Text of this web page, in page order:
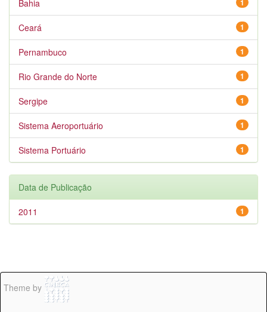
1
Bahia
1
Ceará
1
Pernambuco
1
Rio Grande do Norte
1
Sergipe
1
Sistema Aeroportuário
1
Sistema Portuário
Data de Publicação
1
2011
Theme by